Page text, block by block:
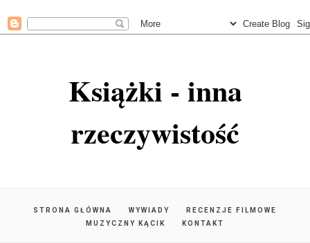
Książki - inna
rzeczywistość
STRONA GŁÓWNA WYWIADY
RECENZJE FILMOWE
MUZYCZNY KĄCIK
KONTAKT